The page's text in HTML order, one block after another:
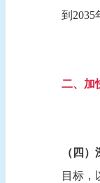
到
二、加
（四
目标，